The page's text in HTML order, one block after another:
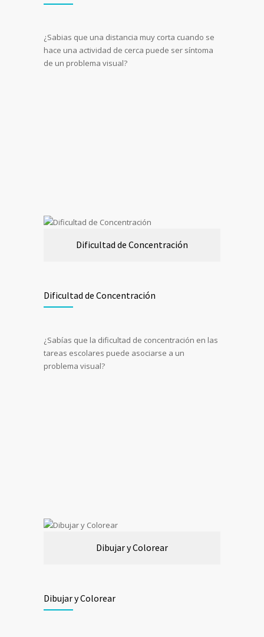
¿Sabias que una distancia muy corta cuando se
hace una actividad de cerca puede ser síntoma
de un problema visual?
Dificultad de Concentración
Dificultad de Concentración
¿Sabías que la dificultad de concentración en las
tareas escolares puede asociarse a un
problema visual?
Dibujar y Colorear
Dibujar y Colorear